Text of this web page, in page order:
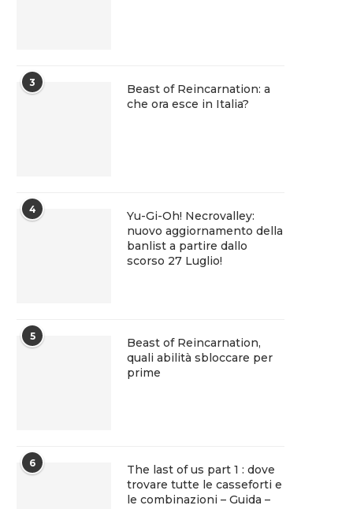
3
Beast of Reincarnation: a
che ora esce in Italia?
4
Yu-Gi-Oh! Necrovalley:
nuovo aggiornamento della
banlist a partire dallo
scorso 27 Luglio!
5
Beast of Reincarnation,
quali abilità sbloccare per
prime
6
The last of us part 1 : dove
trovare tutte le casseforti e
le combinazioni – Guida –